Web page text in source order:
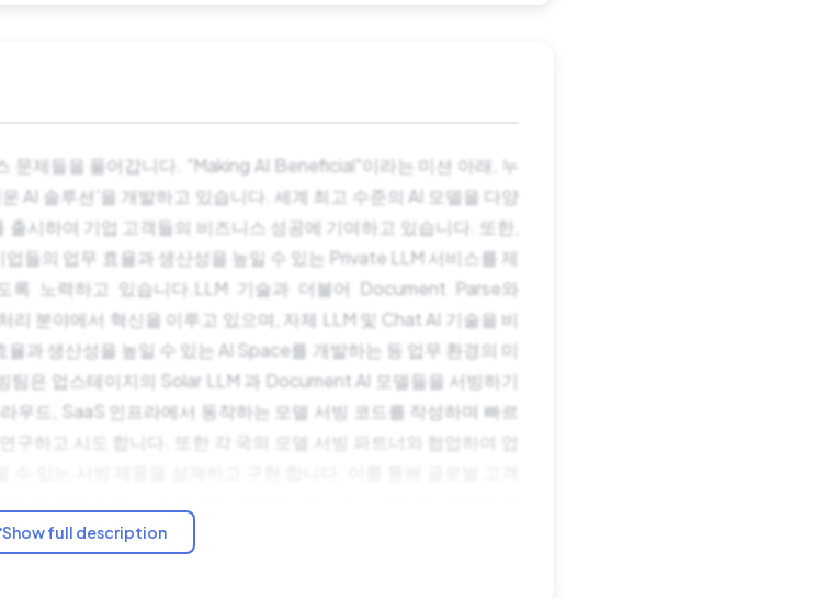
문제들을 풀어갑니다. "Making AI Beneficial"이라는 미션 아래, 누
AI 솔루션'을 개발하고 있습니다. 세계 최고 수준의 AI 모델을 다양
시하여 기업 고객들의 비즈니스 성공에 기여하고 있습니다. 또한,
들의 업무 효율과 생산성을 높일 수 있는 Private LLM 서비스를 제
노력하고 있습니다.LLM 기술과 더불어 Document Parse와
분야에서 혁신을 이루고 있으며, 자체 LLM 및 Chat AI 기술을 비
과 생산성을 높일 수 있는 AI Space를 개발하는 등 업무 환경의 미
은 업스테이지의 Solar LLM 과 Document AI 모델들을 서빙하기
우드, SaaS 인프라에서 동작하는 모델 서빙 코드를 작성하며 빠르
구하고 시도 합니다. 또한 각 국의 모델 서빙 파트너와 협업하여 업
양자화 및 최적화를 통한 모델 서빙 효율 극대화각종 서빙 시스템
Show full description